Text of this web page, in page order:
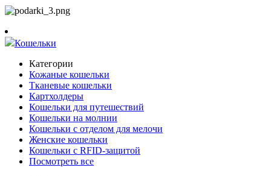
Кошельки
Категории
Кожаные кошельки
Тканевые кошельки
Картхолдеры
Кошельки для путешествий
Кошельки на молнии
Кошельки с отделом для мелочи
Женские кошельки
Кошельки с RFID-защитой
Посмотреть все